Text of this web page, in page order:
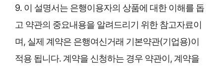
9. 이 설명서는 은행이용자의 상품에 대한 이해를 돕
고 약관의 중요내용을 알려드리기 위한 참고자료이
며, 실제 계약은 은행여신거래 기본약관(기업용)이
적용 됩니다. 계약을 신청하는 경우 약관이, 계약을